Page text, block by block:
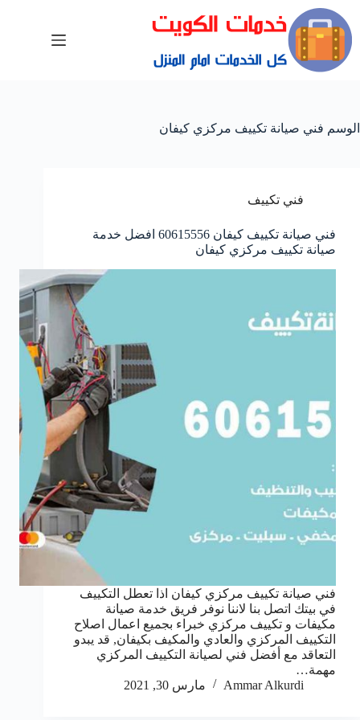
الوسم فني صيانة تكييف مركزي كيفان
فني تكييف
فني صيانة تكييف كيفان 60615556 افضل خدمة
صيانة تكييف مركزي كيفان
فني صيانة تكييف مركزي كيفان اذا تعطل التكييف
في بيتك اتصل بنا لاننا نوفر فريق خدمة صيانة
مكيفات و تكييف مركزي خبراء بجميع اعمال اصلاح
التكييف المركزي والعادي والمكيف بكيفان, قد يبدو
التعاقد مع أفضل فني لصيانة التكييف المركزي
مهمة…
Ammar Alkurdi
مارس 30, 2021